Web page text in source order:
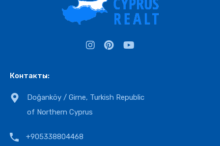
Контакты:
Doğanköy / Girne, Turkish Republic
of Northern Cyprus
+905338804468